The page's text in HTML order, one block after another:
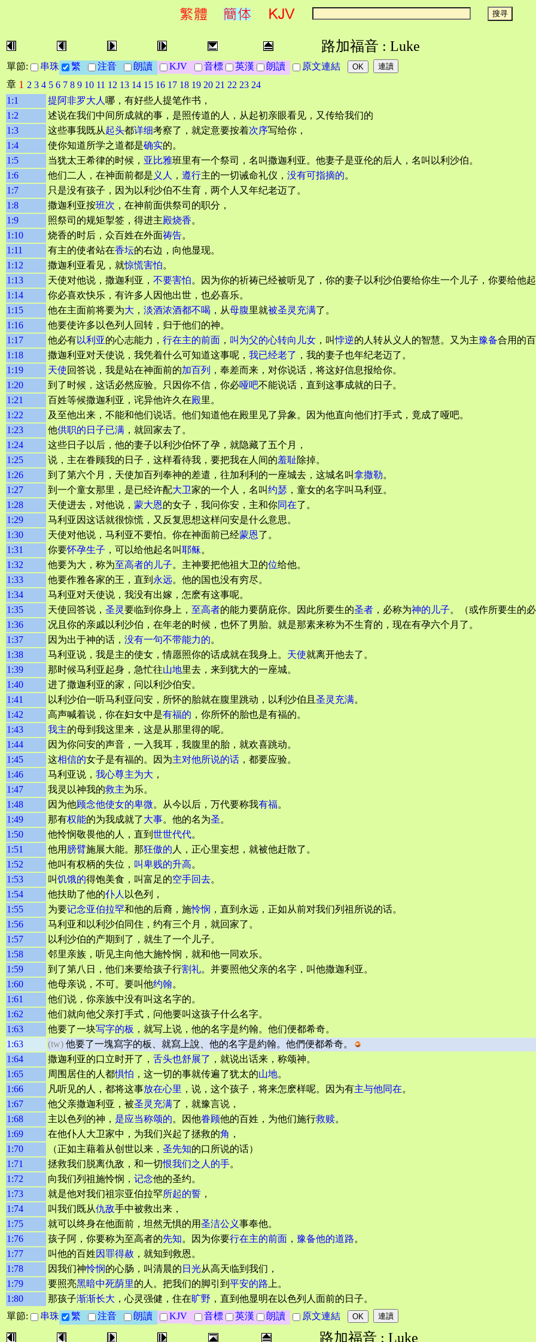
路加福音 : Luke
單節: 串珠 繁 注音 朗讀 KJV 音標 英漢 朗讀
原文連結
章 1 2 3 4 5 6 7 8 9 10 11 12 13 14 15 16 17 18 19 20 21 22 23 24
1:1
提阿非罗大人 哪，有好些人提笔作书，
1:2
述说在我们中间所成就的事，是照传道的人，从起初亲眼看见，又传给我们的
1:3
这些事我既从起头都详细考察了，就定意要按着次序写给你，
1:4
使你知道所学之道都是确实的。
1:5
当犹太王希律的时候， 亚比雅班里有一个祭司，名叫撒迦利亚。他妻子是亚伦的后人，名叫以利沙伯。
1:6
他们二人，在神面前都是 义人 ， 遵行主的一切诫命礼仪， 没有可指摘的。
1:7
只是没有孩子，因为以利沙伯不生育，两个人又年纪老迈了。
1:8
撒迦利亚按班次 ，在神前面供祭司的职分，
1:9
照祭司的规矩掣签，得进主殿烧香。
1:10
烧香的时后，众百姓在外面祷告。
1:11
有主的使者站在香坛的右边，向他显现。
1:12
撒迦利亚看见，就惊慌害怕。
1:13
天使对他说，撒迦利亚， 不要害怕。因为你的祈祷已经被听见了，你的妻子以利沙伯要给你生一个儿子，你要给他
1:14
你必喜欢快乐，有许多人因他出世，也必喜乐。
1:15
他在主面前将要为大 ， 淡酒浓酒都不喝 ，从母腹里就被圣灵充满了。
1:16
他要使许多以色列人回转，归于他们的神。
1:17
他必有以利亚的心志能力， 行在主的前面 ， 叫为父的心转向儿女 ，叫悖逆的人转从义人的智慧。又为主豫备合用的百
1:18
撒迦利亚对天使说，我凭着什么可知道这事呢， 我已经老了 ，我的妻子也年纪老迈了。
1:19
天使回答说，我是站在神面前的加百列
，奉差而来，对你说话，将这好信息报给你。
1:20
到了时候，这话必然应验。只因你不信，你必哑吧不能说话，直到这事成就的日子。
1:21
百姓等候撒迦利亚，诧异他许久在殿里。
1:22
及至他出来，不能和他们说话。他们知道他在殿里见了异象。因为他直向他们打手式，竟成了哑吧。
1:23
他供职的日子已满 ，就回家去了。
1:24
这些日子以后，他的妻子以利沙伯怀了孕，就隐藏了五个月，
1:25
说，主在眷顾我的日子，这样看待我，要把我在人间的羞耻除掉。
1:26
到了第六个月，天使加百列奉神的差遣，往加利利的一座城去，这城名叫拿撒勒。
1:27
到一个童女那里，是已经许配大卫家的一个人，名叫约瑟 ，童女的名字叫马利亚。
1:28
天使进去，对他说， 蒙大恩的女子，我问你安，主和你同在了。
1:29
马利亚因这话就很惊慌，又反复思想这样问安是什么意思。
1:30
天使对他说，马利亚不要怕。你在神面前已经蒙恩了。
1:31
你要怀孕生子 ，可以给他起名叫耶稣。
1:32
他要为大，称为至高者的儿子。主神要把他祖大卫的位给他。
1:33
他要作雅各家的王，直到 永远。他的国也没有穷尽。
1:34
马利亚对天使说，我没有出嫁，怎麽有这事呢。
1:35
天使回答说， 圣灵要临到你身上， 至高者的能力要荫庇你。因此所要生的圣者 ，必称为神的儿子。（或作所要生的
1:36
况且你的亲戚以利沙伯，在年老的时候，也怀了男胎。就是那素来称为不生育的，现在有孕六个月了。
1:37
因为出于神的话， 没有一句不带能力的。
1:38
马利亚说，我是主的使女，情愿照你的话成就在我身上。 天使就离开他去了。
1:39
那时候马利亚起身，急忙往山地里去，来到犹大的一座城。
1:40
进了撒迦利亚的家，问以利沙伯安。
1:41
以利沙伯一听马利亚问安，所怀的胎就在腹里跳动，以利沙伯且 圣灵充满。
1:42
高声喊着说，你在妇女中是有福的 ，你所怀的胎也是有福的。
1:43
我主的母到我这里来，这是从那里得的呢。
1:44
因为你问安的声音，一入我耳，我腹里的胎，就欢喜跳动。
1:45
这相信的女子是有福的。因为主对他所说的话 ，都要应验。
1:46
马利亚说， 我心尊主为大 ，
1:47
我灵以神我的救主为乐。
1:48
因为他顾念他使女的卑微。从今以后，万代要称我有福。
1:49
那有权能的为我成就了大事。他的名为圣。
1:50
他怜悯敬畏他的人，直到 世世代代。
1:51
他用 膀臂施展大能。那狂傲的 人，正心里妄想，就被他赶散了。
1:52
他叫有权柄的失位， 叫卑贱的升高。
1:53
叫饥饿的得饱美食，叫富足的空手回去。
1:54
他扶助了他的仆人 以色列，
1:55
为要记念亚伯拉罕和他的后裔，施怜悯 ，直到永远，正如从前对我们列祖所说的话。
1:56
马利亚和以利沙伯同住，约有三个月，就回家了。
1:57
以利沙伯的产期到了，就生了一个儿子。
1:58
邻里亲族，听见主向他大施怜悯，就和他一同欢乐。
1:59
到了第八日，他们来要给孩子行割礼。并要照他父亲的名字，叫他撒迦利亚。
1:60
他母亲说，不可。要叫他约翰。
1:61
他们说，你亲族中没有叫这名字的。
1:62
他们就向他父亲打手式，问他要叫这孩子什么名字。
1:63
他要了一块写字的板 ，就写上说，他的名字是约翰。他们便都希奇。
1:63
(tw) 他要了一塊寫字的板、就寫上說、他的名字是約翰。他們便都希奇。
1:64
撒迦利亚的口立时开了， 舌头也舒展了 ，就说出话来，称颂神。
1:65
周围居住的人都惧怕 ，这一切的事就传遍了犹太的山地。
1:66
凡听见的人，都将这事放在心里 ，说，这个孩子，将来怎麽样呢。因为有主与他同在。
1:67
他父亲撒迦利亚，被圣灵充满了，就豫言说，
1:68
主以色列的神， 是应当称颂的。因他眷顾他的百姓，为他们施行救赎。
1:69
在他仆人大卫家中，为我们兴起了拯救的角 ，
1:70
（正如主藉着从创世以来， 圣先知的口所说的话）
1:71
拯救我们脱离仇敌，和一切恨我们之人的手。
1:72
向我们列祖施怜悯， 记念他的圣约。
1:73
就是他对我们祖宗亚伯拉罕所起的誓 ，
1:74
叫我们既从仇敌手中被救出来，
1:75
就可以终身在他面前，坦然无惧的用圣洁公义事奉他。
1:76
孩子阿，你要称为至高者的先知。因为你要行在主的前面 ， 豫备他的道路。
1:77
叫他的百姓因罪得赦 ，就知到救恩。
1:78
因我们神怜悯的心肠，叫清晨的 日光从高天临到我们，
1:79
要照亮黑暗中死荫里的人。把我们的脚引到 平安的路 上。
1:80
那孩子渐渐长大 ，心灵强健，住在旷野 ，直到他显明在以色列人面前的日子。
單節:
串珠 繁 注音 朗讀 KJV 音標 英漢 朗讀 原文連結
路加福音 : Luke